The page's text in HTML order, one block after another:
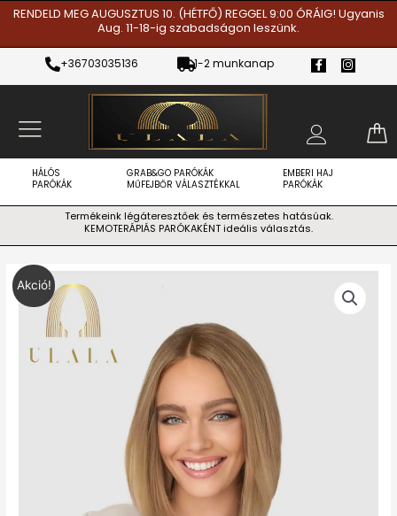
Skip
content
RENDELD MEG AUGUSZTUS 10. (HÉTFŐ) REGGEL 9:00 ÓRÁIG! Ugyanis
Aug. 11-18-ig szabadságon leszünk.
+36703035136 1-2 munkanap
F
a
c
o
k
I
n
s
HÁLÓS
PARÓKÁK
GRAB&GO PARÓKÁK
MŰFEJBŐR VÁLASZTÉKKAL
EMBERI HAJ
PARÓKÁK
Termékeink légáteresztőek és természetes hatásúak.
KEMOTERÁPIÁS PARÓKAKÉNT ideális választás.
Akció!
Ft280.000.
is:
Ft135.900.